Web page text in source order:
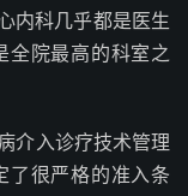
内科几乎都是医生
全院最高的科室之
介入诊疗技术管理
了很严格的准入条